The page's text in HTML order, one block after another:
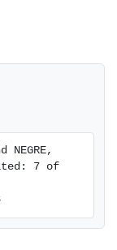
NEGRE,
7 of